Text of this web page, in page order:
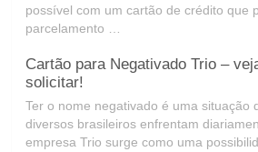
possível com um cartão de crédito que
parcelamento …
Cartão para Negativado Trio –
solicitar!
Ter o nome negativado é uma situação
diversos brasileiros enfrentam
empresa Trio surge como uma